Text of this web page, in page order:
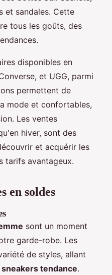
et sandales. Cette
tous les goûts, des
disponibles en
et UGG, parmi
permettent de
mode et confortables,
Les ventes
hiver, sont des
et acquérir les
tarifs avantageux.
en soldes
sont un moment
garde-robe. Les
de styles, allant
sneakers tendance.